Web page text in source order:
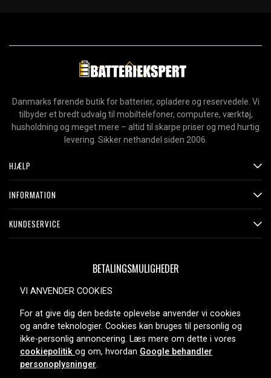
Danmarks førende butik for batterier, opladere og reservedele. Vi
tilbyder et bredt udvalg til mobiltelefoner, computere, værktøj,
husholdning og meget mere – altid til skarpe priser og med hurtig
levering. Sikker nethandel siden 2006.
HJÆLP
INFORMATION
KUNDESERVICE
BETALINGSMULIGHEDER
LEVERINGSMULIGHEDER
VI ANVENDER COOKIES
For at give dig den bedste oplevelse anvender vi cookies
og andre teknologier. Cookies kan bruges til personlig og
ikke-personlig annoncering. Læs mere om dette i vores
cookiepolitik og om, hvordan Google behandler
personoplysninger.